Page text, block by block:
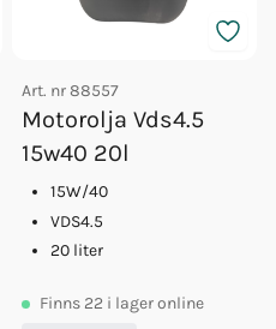
Art. nr88557
Motorolja Vds4.5
15w40 20l
15W/40
VDS4.5
20 liter
Finns 22 i lager online